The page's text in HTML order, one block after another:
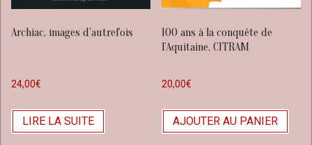
Archiac, images d’autrefois
24,00€
LIRE LA SUITE
100 ans à la conquête de
l’Aquitaine, CITRAM
20,00€
AJOUTER AU PANIER